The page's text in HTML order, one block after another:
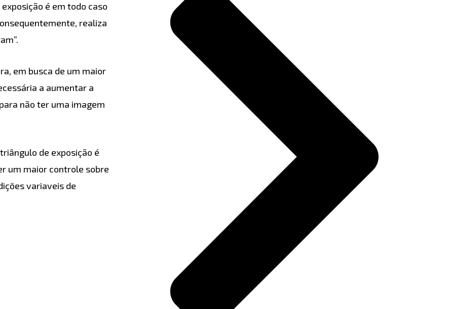
é em todo caso
realiza
em busca de um maior
a aumentar a
não ter uma imagem
de exposição é
um maior controle sobre
variaveis de